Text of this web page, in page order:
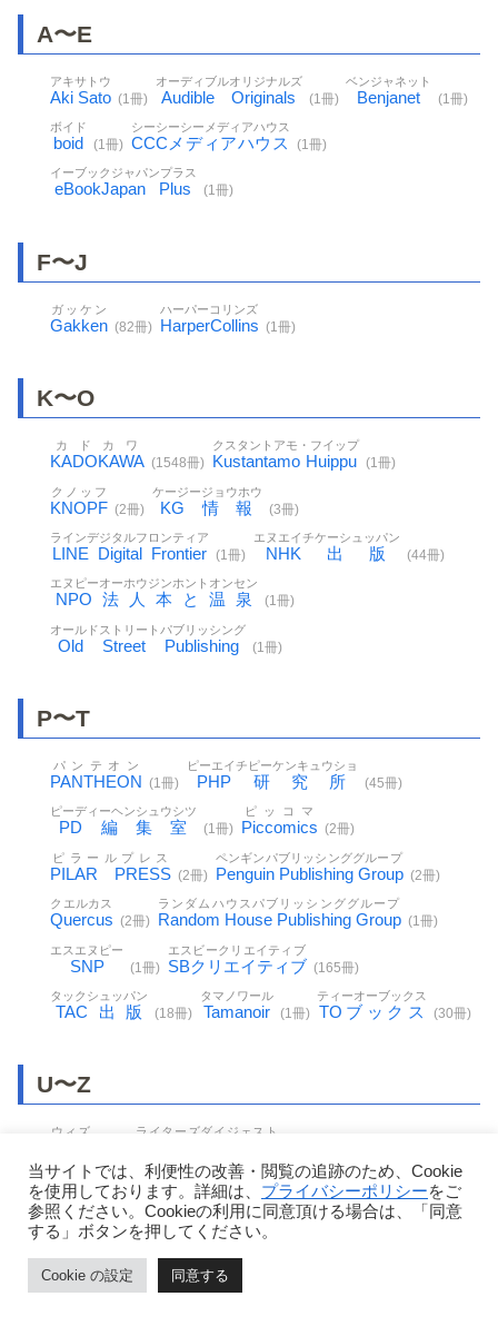
A〜E
Aki Sato
アキサトウ
(1冊) Audible Originals
オーディブルオリジナルズ
(1冊) Benjanet
ベンジャネット
(1冊)
boid
ボイド
(1冊) CCCメディアハウス
シーシーシーメディアハウス
(1冊)
eBookJapan Plus
イーブックジャパンプラス
(1冊)
F〜J
Gakken
ガッケン
(82冊) HarperCollins
ハーパーコリンズ
(1冊)
K〜O
KADOKAWA
カドカワ
(1548冊) Kustantamo Huippu
クスタントアモ・フイップ
(1冊)
KNOPF
クノッフ
(2冊) KG情報
ケージージョウホウ
(3冊)
LINE Digital Frontier
ラインデジタルフロンティア
(1冊) NHK出版
エヌエイチケーシュッパン
(44冊)
NPO法人本と温泉
エヌピーオーホウジンホントオンセン
(1冊)
Old Street Publishing
オールドストリートパブリッシング
(1冊)
P〜T
PANTHEON
パンテオン
(1冊) PHP研究所
ピーエイチピーケンキュウショ
(45冊)
PD編集室
ピーディーヘンシュウシツ
(1冊) Piccomics
ピッコマ
(2冊)
PILAR PRESS
ピラールプレス
(2冊) Penguin Publishing Group
ペンギンパブリッシンググループ
(2冊)
Quercus
クエルカス
(2冊) Random House Publishing Group
ランダムハウスパブリッシンググループ
(1冊)
SNP
エスエヌピー
(1冊) SBクリエイティブ
エスビークリエイティブ
(165冊)
TAC出版
タックシュッパン
(18冊) Tamanoir
タマノワール
(1冊) TOブックス
ティーオーブックス
(30冊)
U〜Z
ウィズ ライターズダイジェスト
その他
当サイトでは、利便性の改善・閲覧の追跡のため、Cookie
を使用しております。詳細は、 プライバシーポリシーをご
参照ください。Cookieの利用に同意頂ける場合は、「同意
する」ボタンを押してください。
Cookie の設定 同意する